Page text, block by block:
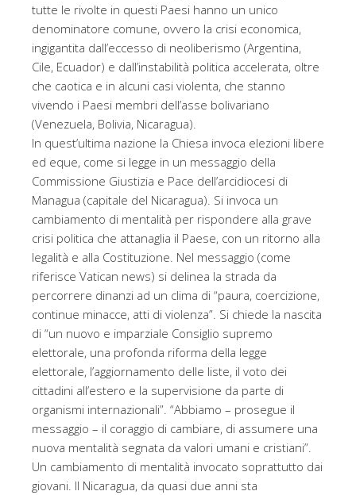
tutte le rivolte in questi Paesi hanno un unico
denominatore comune, ovvero la crisi economica,
ingigantita dall’eccesso di neoliberismo (Argentina,
Cile, Ecuador) e dall’instabilità politica accelerata, oltre
che caotica e in alcuni casi violenta, che stanno
vivendo i Paesi membri dell’asse bolivariano
(Venezuela, Bolivia, Nicaragua).
In quest’ultima nazione la Chiesa invoca elezioni libere
ed eque, come si legge in un messaggio della
Commissione Giustizia e Pace dell’arcidiocesi di
Managua (capitale del Nicaragua). Si invoca un
cambiamento di mentalità per rispondere alla grave
crisi politica che attanaglia il Paese, con un ritorno alla
legalità e alla Costituzione. Nel messaggio (come
riferisce Vatican news) si delinea la strada da
percorrere dinanzi ad un clima di “paura, coercizione,
continue minacce, atti di violenza”. Si chiede la nascita
di “un nuovo e imparziale Consiglio supremo
elettorale, una profonda riforma della legge
elettorale, l’aggiornamento delle liste, il voto dei
cittadini all’estero e la supervisione da parte di
organismi internazionali”. “Abbiamo – prosegue il
messaggio – il coraggio di cambiare, di assumere una
nuova mentalità segnata da valori umani e cristiani”.
Un cambiamento di mentalità invocato soprattutto dai
giovani. Il Nicaragua, da quasi due anni sta